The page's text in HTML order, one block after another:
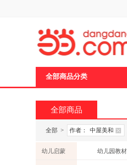
全部商品分类
全部商品
全部 > 作者： 中屋美和
幼儿启蒙
页